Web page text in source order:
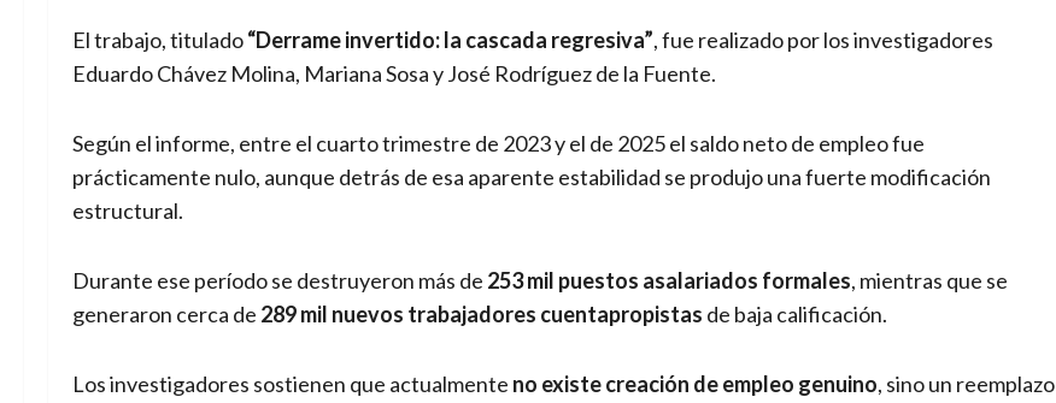
El trabajo, titulado“Derrame invertido: la cascada regresiva”, fue realizado por los investigadores
Eduardo Chávez Molina, Mariana Sosa y José Rodríguez de la Fuente.
Según el informe, entre el cuarto trimestre de 2023 y el de 2025 el saldo neto de empleo fue
prácticamente nulo, aunque detrás de esa aparente estabilidad se produjo una fuerte modificación
estructural.
Durante ese período se destruyeron más de 253 mil puestos asalariados formales, mientras que se
generaron cerca de 289 mil nuevos trabajadores cuentapropistas de baja calificación.
Los investigadores sostienen que actualmente no existe creación de empleo genuino, sino un reemplazo